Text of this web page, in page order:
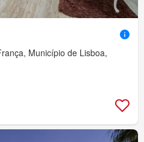
Município de Lisboa,